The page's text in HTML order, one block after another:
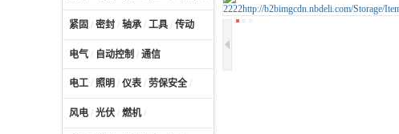
紧固 / 密封 / 轴承 / 工具 / 传动
电气 / 自动控制 / 通信
电工 / 照明 / 仪表 / 劳保安全 /
风电 / 光伏 / 燃机/